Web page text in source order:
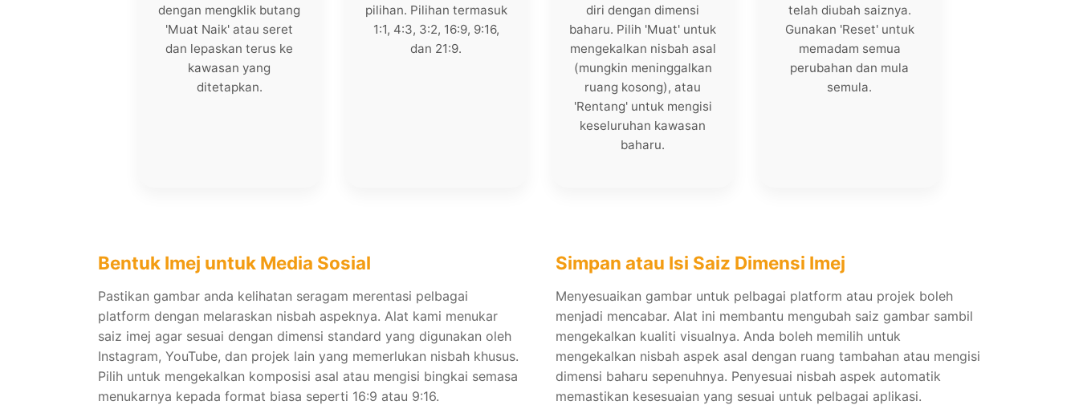
dengan mengklik butang
'Muat Naik' atau seret
dan lepaskan terus ke
kawasan yang
ditetapkan.
pilihan. Pilihan termasuk
1:1, 4:3, 3:2, 16:9, 9:16,
dan 21:9.
diri dengan dimensi
baharu. Pilih 'Muat' untuk
mengekalkan nisbah asal
(mungkin meninggalkan
ruang kosong), atau
'Rentang' untuk mengisi
keseluruhan kawasan
baharu.
telah diubah saiznya.
Gunakan 'Reset' untuk
memadam semua
perubahan dan mula
semula.
Bentuk Imej untuk Media Sosial
Pastikan gambar anda kelihatan seragam merentasi pelbagai
platform dengan melaraskan nisbah aspeknya. Alat kami menukar
saiz imej agar sesuai dengan dimensi standard yang digunakan oleh
Instagram, YouTube, dan projek lain yang memerlukan nisbah khusus.
Pilih untuk mengekalkan komposisi asal atau mengisi bingkai semasa
menukarnya kepada format biasa seperti 16:9 atau 9:16.
Simpan atau Isi Saiz Dimensi Imej
Menyesuaikan gambar untuk pelbagai platform atau projek boleh
menjadi mencabar. Alat ini membantu mengubah saiz gambar sambil
mengekalkan kualiti visualnya. Anda boleh memilih untuk
mengekalkan nisbah aspek asal dengan ruang tambahan atau mengisi
dimensi baharu sepenuhnya. Penyesuai nisbah aspek automatik
memastikan kesesuaian yang sesuai untuk pelbagai aplikasi.